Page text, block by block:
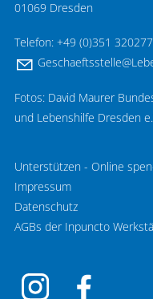
01069 Dresden
Telefon: +49 (0)351
G sch ftsst L b
Fotos: David Maurer
und Lebenshilfe Dresden
Unterstützen - Online
Impressum
Datenschutz
AGBs der Inpuncto